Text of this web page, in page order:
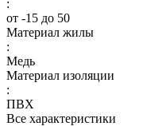
:
от -15 до 50
Материал жилы
:
Медь
Материал изоляции
:
ПВХ
Все характеристики